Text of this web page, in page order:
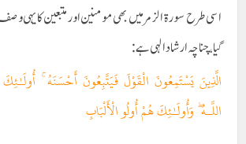
اسی طرح سورۃ الزمر میں بھی مومنین اور متبعین کا یہی
گیا، چناچہ ارشاد الہی ہے:
الَّذِينَ يَسْتَمِعُونَ الْقَوْلَ فَيَتَّبِعُونَ أَحْسَنَهُ
اللَّـهُ ۖ وَأُولَـٰئِكَ هُمْ أُولُو الْأَلْبَابِ